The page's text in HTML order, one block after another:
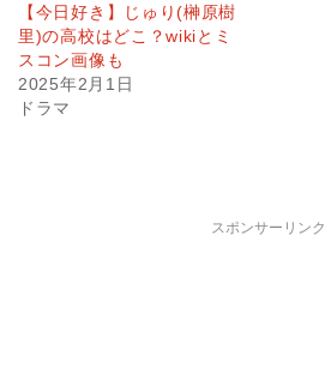
【今日好き】じゅり(榊原樹
里)の高校はどこ？wikiとミ
スコン画像も
2025年2月1日
ドラマ
スポンサーリンク